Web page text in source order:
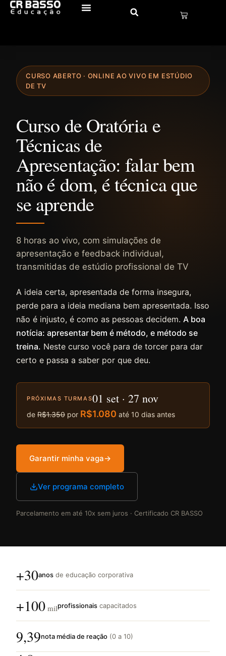
CURSO ABERTO · ONLINE AO VIVO EM ESTÚDIO
DE TV
Curso de Oratória e
Técnicas de
Apresentação: falar bem
não é dom, é técnica que
se aprende
8 horas ao vivo, com simulações de
apresentação e feedback individual,
transmitidas de estúdio profissional de TV
A ideia certa, apresentada de forma insegura,
perde para a ideia mediana bem apresentada. Isso
não é injusto, é como as pessoas decidem. A boa
notícia: apresentar bem é método, e método se
treina. Neste curso você para de torcer para dar
certo e passa a saber por que deu.
PRÓXIMAS TURMAS01 set · 27 nov
de R$1.350 por R$1.080 até 10 dias antes
Garantir minha vaga→
Ver programa completo
Parcelamento em até 10x sem juros · Certificado CR BASSO
+30anos de educação corporativa
+100 milprofissionais capacitados
9,39nota média de reação (0 a 10)